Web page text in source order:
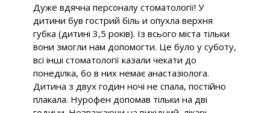
Дуже вдячна персоналу стоматології! У
дитини був гострий біль и опухла верхня
губка (дитині 3,5 років). Із всього міста тільки
вони змогли нам допомогти. Це було у суботу,
всі інші стоматології казали чекати до
понеділка, бо в них немає анастазіолога.
Дитина з двух годин ночі не спала, постійно
плакала. Нурофен допомав тільки на дві